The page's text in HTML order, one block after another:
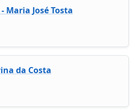
Maria José Tosta
da Costa